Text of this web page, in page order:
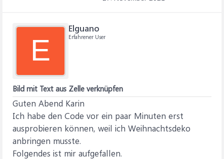
E
Elguano
Erfahrener User
Bild mit Text aus Zelle verknüpfen
Guten Abend Karin
Ich habe den Code vor ein paar Minuten erst
ausprobieren können, weil ich Weihnachtsdeko
anbringen musste.
Folgendes ist mir aufgefallen.